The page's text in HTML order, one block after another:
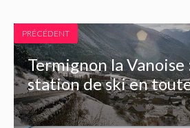
PRÉCÉDENT
Termignon la Vanoise
station de ski en